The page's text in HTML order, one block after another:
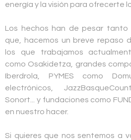
energía y la visión para ofrecerte
Los hechos han de pesar tanto
que, hacemos un breve repaso
los que trabajamos
como Osakidetza, grandes
Iberdrola, PYMES como
electrónicos,
Sonort... y fundaciones como
en nuestro hacer.
Si quieres que nos sentemos a